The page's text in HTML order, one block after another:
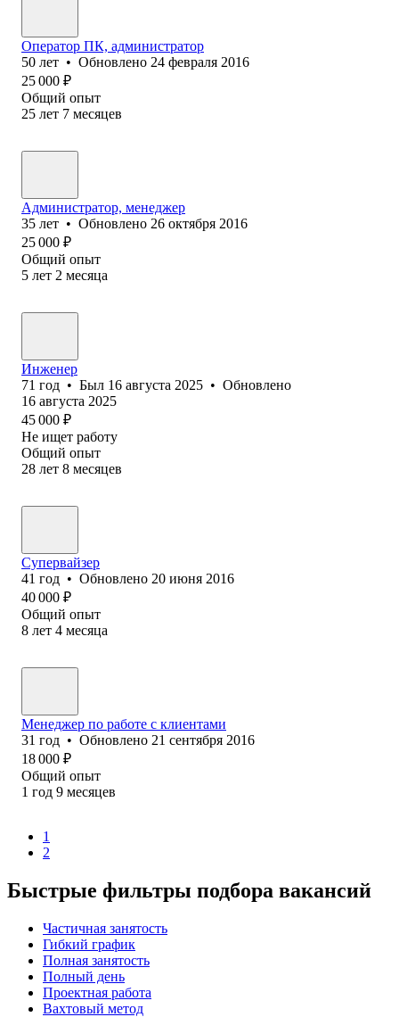
Оператор ПК, администратор
50 лет • Обновлено 24 февраля 2016
25 000 ₽
Общий опыт
25 лет 7 месяцев
Администратор, менеджер
35 лет • Обновлено 26 октября 2016
25 000 ₽
Общий опыт
5 лет 2 месяца
Инженер
71 год • Был 16 августа 2025 • Обновлено
16 августа 2025
45 000 ₽
Не ищет работу
Общий опыт
28 лет 8 месяцев
Супервайзер
41 год • Обновлено 20 июня 2016
40 000 ₽
Общий опыт
8 лет 4 месяца
Менеджер по работе с клиентами
31 год • Обновлено 21 сентября 2016
18 000 ₽
Общий опыт
1 год 9 месяцев
1
2
Быстрые фильтры подбора вакансий
Частичная занятость
Гибкий график
Полная занятость
Полный день
Проектная работа
Вахтовый метод